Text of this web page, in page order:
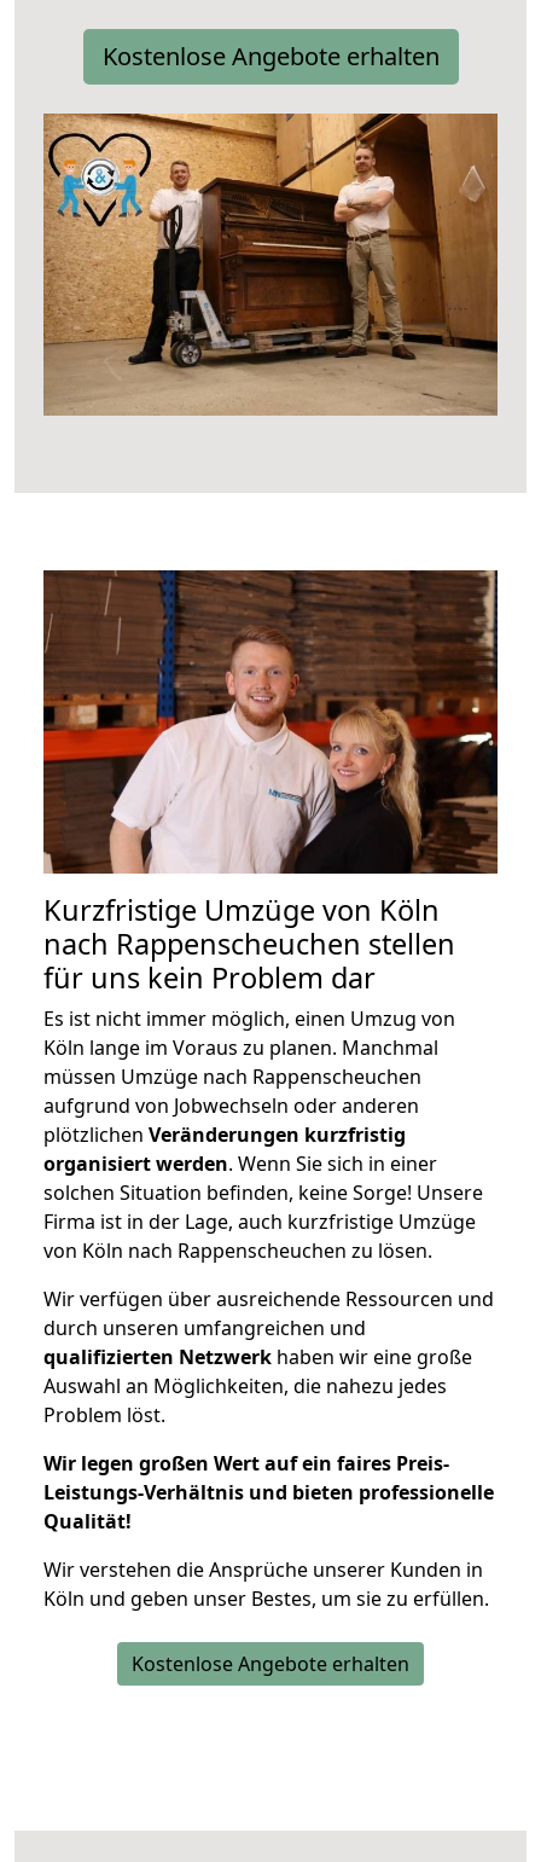
Kostenlose Angebote erhalten
Kurzfristige Umzüge von Köln
nach Rappenscheuchen stellen
für uns kein Problem dar
Es ist nicht immer möglich, einen Umzug von
Köln lange im Voraus zu planen. Manchmal
müssen Umzüge nach Rappenscheuchen
aufgrund von Jobwechseln oder anderen
plötzlichen Veränderungen kurzfristig
organisiert werden. Wenn Sie sich in einer
solchen Situation befinden, keine Sorge! Unsere
Firma ist in der Lage, auch kurzfristige Umzüge
von Köln nach Rappenscheuchen zu lösen.
Wir verfügen über ausreichende Ressourcen und
durch unseren umfangreichen und
qualifizierten Netzwerk haben wir eine große
Auswahl an Möglichkeiten, die nahezu jedes
Problem löst.
Wir legen großen Wert auf ein faires Preis-
Leistungs-Verhältnis und bieten professionelle
Qualität!
Wir verstehen die Ansprüche unserer Kunden in
Köln und geben unser Bestes, um sie zu erfüllen.
Kostenlose Angebote erhalten